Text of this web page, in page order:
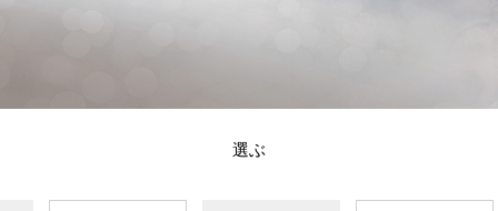
選ぶ